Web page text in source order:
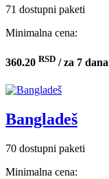
71 dostupni paketi
Minimalna cena:
360.20 RSD / za 7 dana
Bangladeš
70 dostupni paketi
Minimalna cena: